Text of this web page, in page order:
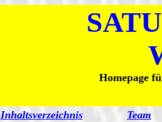
Homepage
Inhaltsverzeichnis Team